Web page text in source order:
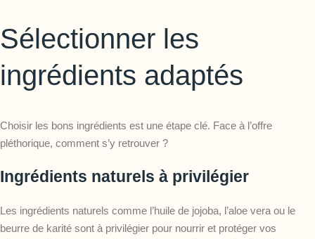
Sélectionner les
ingrédients adaptés
Choisir les bons ingrédients est une étape clé. Face à l’offre
pléthorique, comment s’y retrouver ?
Ingrédients naturels à privilégier
Les ingrédients naturels comme l’huile de jojoba, l’aloe vera ou le
beurre de karité sont à privilégier pour nourrir et protéger vos